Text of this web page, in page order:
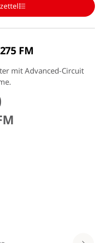
FM
mit Advanced-Circuit